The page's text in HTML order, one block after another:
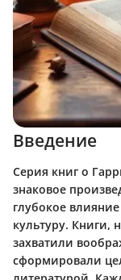
Введение
Серия книг о
знаковое
глубокое
культуру. Книги,
захватили
сформировали